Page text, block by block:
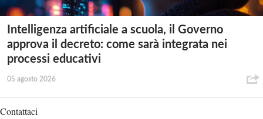
Intelligenza artificiale a scuola, il Governo
approva il decreto: come sarà integrata nei
processi educativi
05 agosto 2026
Contattaci